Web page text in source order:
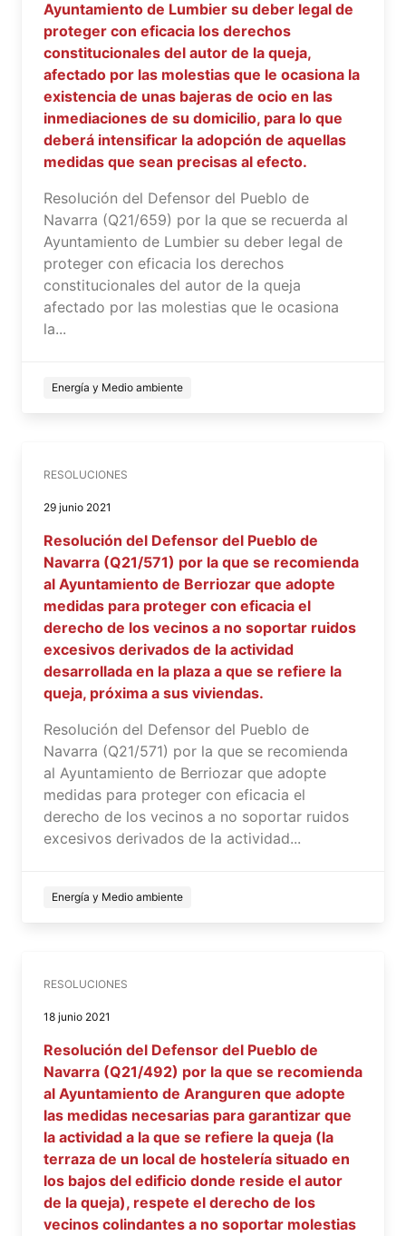
Ayuntamiento de Lumbier su deber legal de
proteger con eficacia los derechos
constitucionales del autor de la queja,
afectado por las molestias que le ocasiona la
existencia de unas bajeras de ocio en las
inmediaciones de su domicilio, para lo que
deberá intensificar la adopción de aquellas
medidas que sean precisas al efecto.
Resolución del Defensor del Pueblo de
Navarra (Q21/659) por la que se recuerda al
Ayuntamiento de Lumbier su deber legal de
proteger con eficacia los derechos
constitucionales del autor de la queja
afectado por las molestias que le ocasiona
la...
Energía y Medio ambiente
RESOLUCIONES
29 junio 2021
Resolución del Defensor del Pueblo de
Navarra (Q21/571) por la que se recomienda
al Ayuntamiento de Berriozar que adopte
medidas para proteger con eficacia el
derecho de los vecinos a no soportar ruidos
excesivos derivados de la actividad
desarrollada en la plaza a que se refiere la
queja, próxima a sus viviendas.
Resolución del Defensor del Pueblo de
Navarra (Q21/571) por la que se recomienda
al Ayuntamiento de Berriozar que adopte
medidas para proteger con eficacia el
derecho de los vecinos a no soportar ruidos
excesivos derivados de la actividad...
Energía y Medio ambiente
RESOLUCIONES
18 junio 2021
Resolución del Defensor del Pueblo de
Navarra (Q21/492) por la que se recomienda
al Ayuntamiento de Aranguren que adopte
las medidas necesarias para garantizar que
la actividad a la que se refiere la queja (la
terraza de un local de hostelería situado en
los bajos del edificio donde reside el autor
de la queja), respete el derecho de los
vecinos colindantes a no soportar molestias